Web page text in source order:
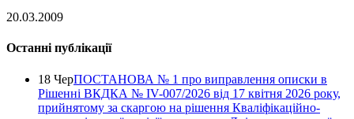
20.03.2009
Останні публікації
18 ЧерПОСТАНОВА № 1 про виправлення описки в
Рішенні ВКДКА № IV-007/2026 від 17 квітня 2026 року,
прийнятому за скаргою на рішення Кваліфікаційно-